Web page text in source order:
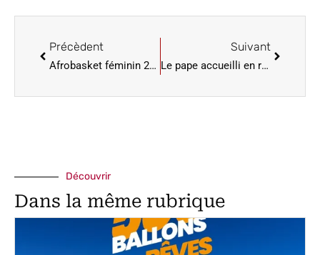
Précèdent
Afrobasket féminin 2025: Le Nigéria se qualifie en finale en battant le Sénégal (75-68)
Suivant
Le pape accueilli en rock star par les jeunes catholiques pour une veillée de Jubilé
Découvrir
Dans la même rubrique